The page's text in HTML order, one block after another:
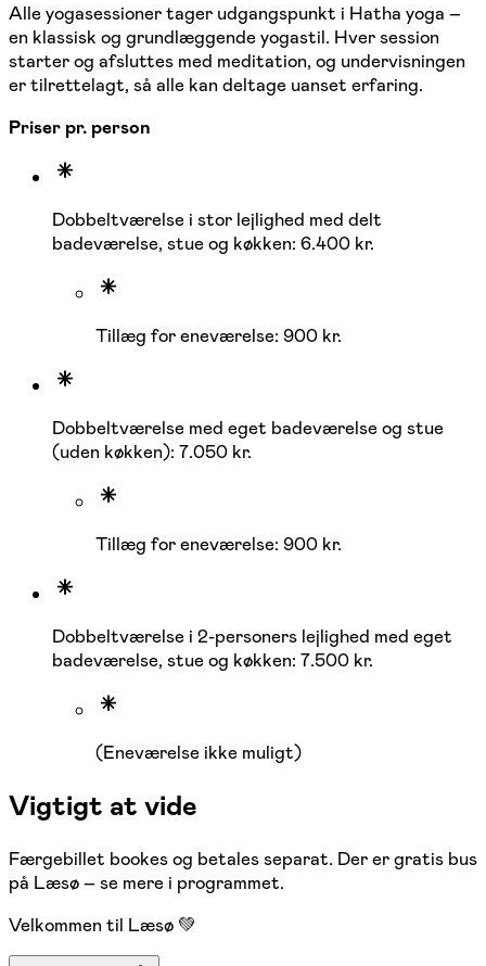
Alle yogasessioner tager udgangspunkt i Hatha yoga –
en klassisk og grundlæggende yogastil. Hver session
starter og afsluttes med meditation, og undervisningen
er tilrettelagt, så alle kan deltage uanset erfaring.
Priser pr. person
Dobbeltværelse i stor lejlighed med delt
badeværelse, stue og køkken: 6.400 kr.
Tillæg for eneværelse: 900 kr.
Dobbeltværelse med eget badeværelse og stue
(uden køkken): 7.050 kr.
Tillæg for eneværelse: 900 kr.
Dobbeltværelse i 2-personers lejlighed med eget
badeværelse, stue og køkken: 7.500 kr.
(Eneværelse ikke muligt)
Vigtigt at vide
Færgebillet bookes og betales separat. Der er gratis bus
på Læsø – se mere i programmet.
Velkommen til Læsø 💚